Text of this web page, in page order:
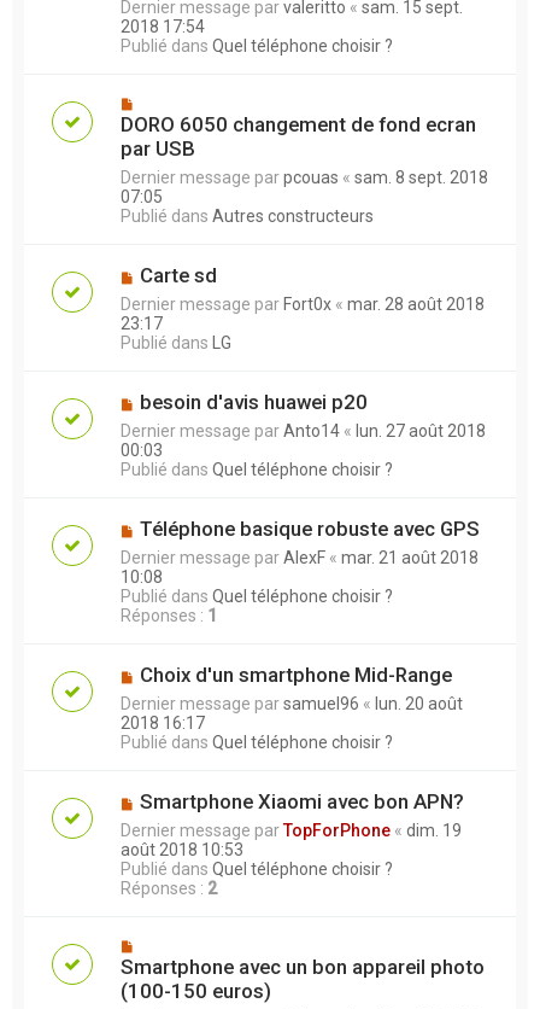
Dernier message parvaleritto « sam. 15 sept.
2018 17:54
Publié dans Quel téléphone choisir ?
DORO 6050 changement de fond ecran
par USB
Dernier message parpcouas « sam. 8 sept. 2018
07:05
Publié dans Autres constructeurs
Carte sd
Dernier message par Fort0x « mar. 28 août 2018
23:17
Publié dans LG
besoin d'avis huawei p20
Dernier message parAnto14 « lun. 27 août 2018
00:03
Publié dans Quel téléphone choisir ?
Téléphone basique robuste avec GPS
Dernier message parAlexF « mar. 21 août 2018
10:08
Publié dans Quel téléphone choisir ?
Réponses : 1
Choix d'un smartphone Mid-Range
Dernier message parsamuel96 « lun. 20 août
2018 16:17
Publié dans Quel téléphone choisir ?
Smartphone Xiaomi avec bon APN?
Dernier message parTopForPhone « dim. 19
août 2018 10:53
Publié dans Quel téléphone choisir ?
Réponses : 2
Smartphone avec un bon appareil photo
(100-150 euros)